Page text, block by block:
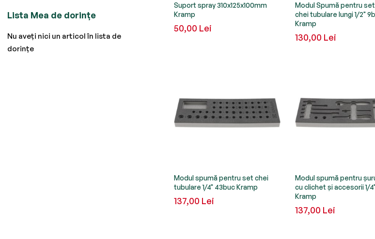
Suport spray 310x125x100mm
Kramp
50,00 Lei
Modul Spumă pentru
chei tubulare lungi 1/2"
Kramp
130,00 Lei
Modul spumă pentru set chei
tubulare 1/4" 43buc Kramp
137,00 Lei
Modul spumă pentru
cu clichet și accesorii 1/
Kramp
137,00 Lei
Lista Mea de dorințe
Nu aveți nici un articol în lista de
dorințe